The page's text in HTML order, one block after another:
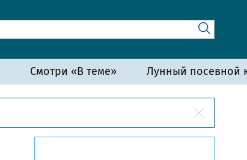
Смотри «В теме» Лунный посевной